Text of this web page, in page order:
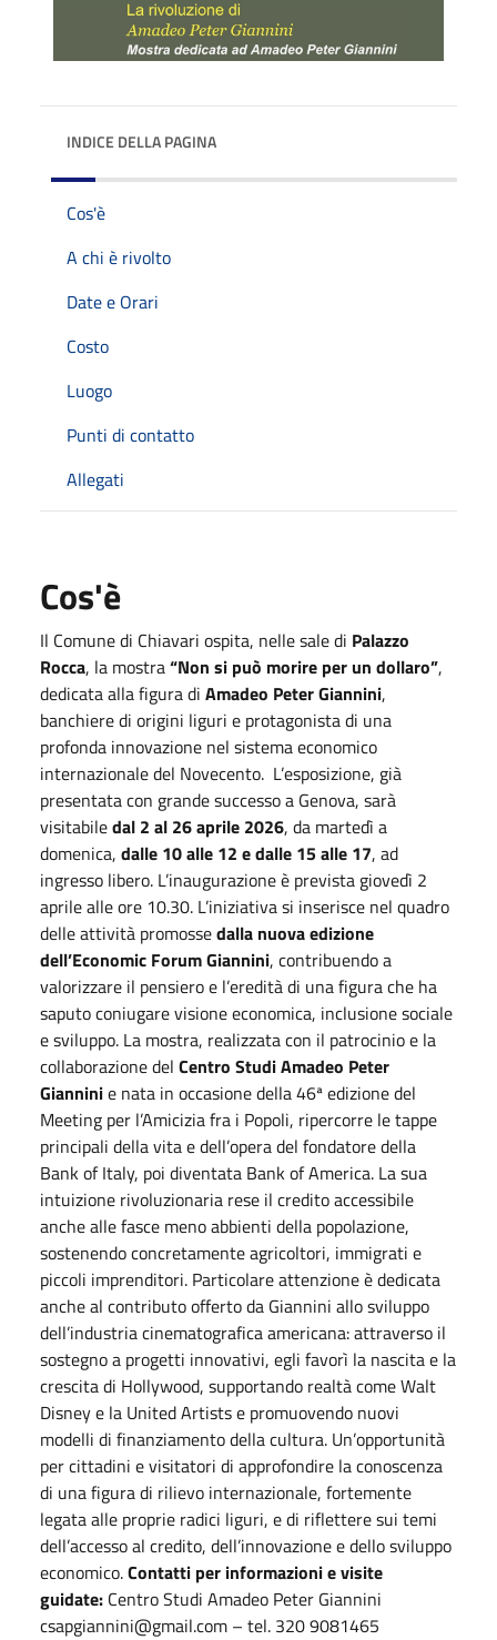
INDICE DELLA PAGINA
Cos'è
A chi è rivolto
Date e Orari
Costo
Luogo
Punti di contatto
Allegati
Cos'è
Il Comune di Chiavari ospita, nelle sale di Palazzo
Rocca, la mostra“Non si può morire per un dollaro”,
dedicata alla figura di Amadeo Peter Giannini,
banchiere di origini liguri e protagonista di una
profonda innovazione nel sistema economico
internazionale del Novecento. L’esposizione, già
presentata con grande successo a Genova, sarà
visitabiledal 2 al 26 aprile 2026, da martedì a
domenica, dalle 10 alle 12 e dalle 15 alle 17, ad
ingresso libero. L’inaugurazione è prevista giovedì 2
aprile alle ore 10.30. L’iniziativa si inserisce nel quadro
delle attività promossedalla nuova edizione
dell’Economic Forum Giannini, contribuendo a
valorizzare il pensiero e l’eredità di una figura che ha
saputo coniugare visione economica, inclusione sociale
e sviluppo. La mostra, realizzata con il patrocinio e la
collaborazione del Centro Studi Amadeo Peter
Gianninie nata in occasione della 46ª edizione del
Meeting per l’Amicizia fra i Popoli, ripercorre le tappe
principali della vita e dell’opera del fondatore della
Bank of Italy, poi diventata Bank of America. La sua
intuizione rivoluzionaria rese il credito accessibile
anche alle fasce meno abbienti della popolazione,
sostenendo concretamente agricoltori, immigrati e
piccoli imprenditori. Particolare attenzione è dedicata
anche al contributo offerto da Giannini allo sviluppo
dell’industria cinematografica americana: attraverso il
sostegno a progetti innovativi, egli favorì la nascita e la
crescita di Hollywood, supportando realtà come Walt
Disney e la United Artists e promuovendo nuovi
modelli di finanziamento della cultura. Un’opportunità
per cittadini e visitatori di approfondire la conoscenza
di una figura di rilievo internazionale, fortemente
legata alle proprie radici liguri, e di riflettere sui temi
dell’accesso al credito, dell’innovazione e dello sviluppo
economico.Contatti per informazioni e visite
guidate: Centro Studi Amadeo Peter Giannini
csapgiannini@gmail.com – tel. 320 9081465